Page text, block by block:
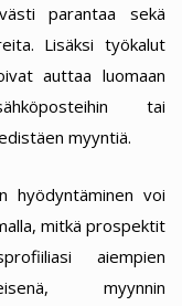
parantaa sekä
Lisäksi työkalut
auttaa luomaan
tai
myyntiä.
hyödyntäminen voi
mitkä prospektit
aiempien
myynnin